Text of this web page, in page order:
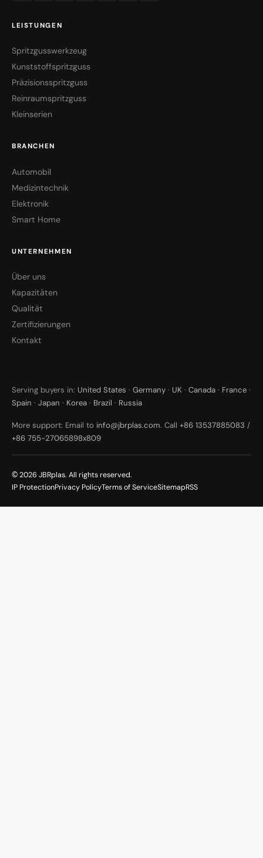
LEISTUNGEN
Spritzgusswerkzeug
Kunststoffspritzguss
Präzisionsspritzguss
Reinraumspritzguss
Kleinserien
BRANCHEN
Automobil
Medizintechnik
Elektronik
Smart Home
UNTERNEHMEN
Über uns
Kapazitäten
Qualität
Zertifizierungen
Kontakt
Serving buyers in: United States · Germany · UK · Canada · France ·
Spain · Japan · Korea · Brazil · Russia
More support: Email to info@jbrplas.com. Call +86 13537885083 /
+86 755-27065898x809
© 2026 JBRplas. All rights reserved.
IP ProtectionPrivacy PolicyTerms of ServiceSitemapRSS